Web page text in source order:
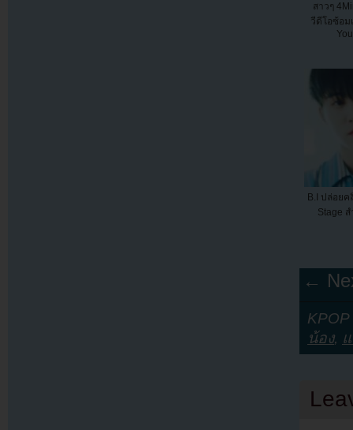
สาวๆ
วีดีโอซ้อม
B.I ปล่อยค
Stage
←
น้อง,